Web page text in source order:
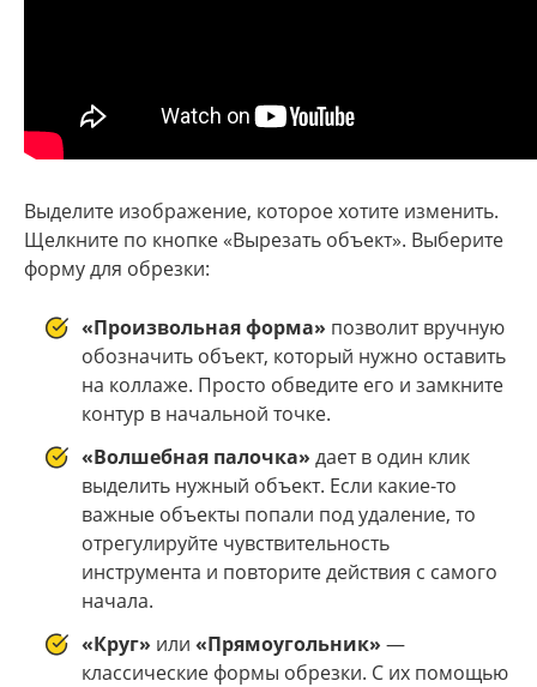
Выделите изображение, которое хотите изменить.
Щелкните по кнопке «Вырезать объект». Выберите
форму для обрезки:
«Произвольная форма» позволит вручную
обозначить объект, который нужно оставить
на коллаже. Просто обведите его и замкните
контур в начальной точке.
«Волшебная палочка» дает в один клик
выделить нужный объект. Если какие-то
важные объекты попали под удаление, то
отрегулируйте чувствительность
инструмента и повторите действия с самого
начала.
«Круг» или «Прямоугольник» —
классические формы обрезки. С их помощью